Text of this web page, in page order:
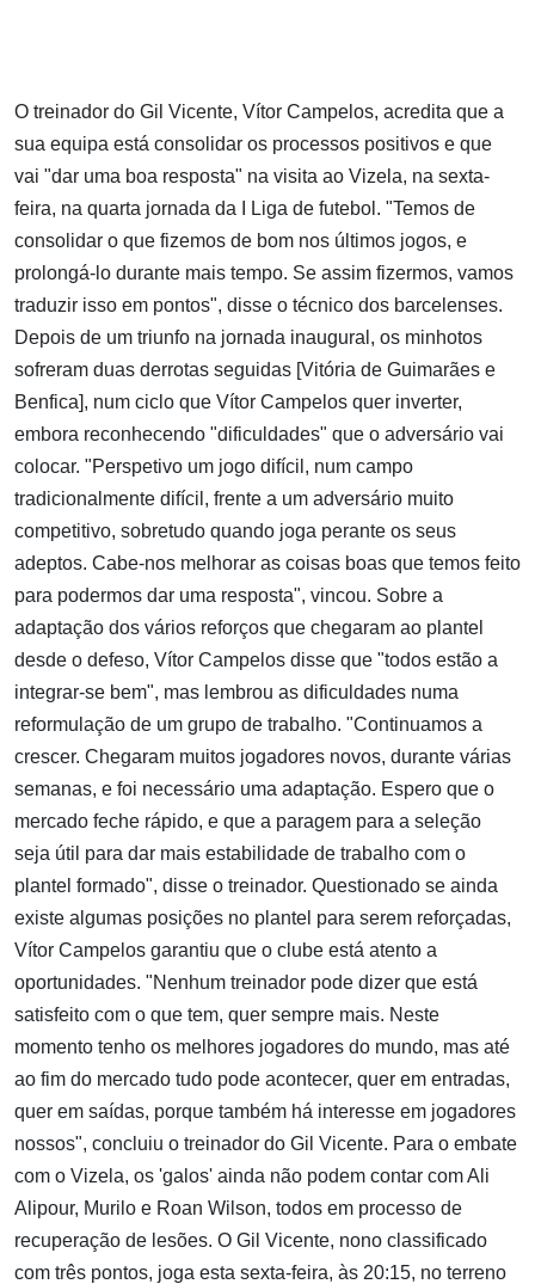
O treinador do Gil Vicente, Vítor Campelos, acredita que a
sua equipa está consolidar os processos positivos e que
vai "dar uma boa resposta" na visita ao Vizela, na sexta-
feira, na quarta jornada da I Liga de futebol. "Temos de
consolidar o que fizemos de bom nos últimos jogos, e
prolongá-lo durante mais tempo. Se assim fizermos, vamos
traduzir isso em pontos", disse o técnico dos barcelenses.
Depois de um triunfo na jornada inaugural, os minhotos
sofreram duas derrotas seguidas [Vitória de Guimarães e
Benfica], num ciclo que Vítor Campelos quer inverter,
embora reconhecendo "dificuldades" que o adversário vai
colocar. "Perspetivo um jogo difícil, num campo
tradicionalmente difícil, frente a um adversário muito
competitivo, sobretudo quando joga perante os seus
adeptos. Cabe-nos melhorar as coisas boas que temos feito
para podermos dar uma resposta", vincou. Sobre a
adaptação dos vários reforços que chegaram ao plantel
desde o defeso, Vítor Campelos disse que "todos estão a
integrar-se bem", mas lembrou as dificuldades numa
reformulação de um grupo de trabalho. "Continuamos a
crescer. Chegaram muitos jogadores novos, durante várias
semanas, e foi necessário uma adaptação. Espero que o
mercado feche rápido, e que a paragem para a seleção
seja útil para dar mais estabilidade de trabalho com o
plantel formado", disse o treinador. Questionado se ainda
existe algumas posições no plantel para serem reforçadas,
Vítor Campelos garantiu que o clube está atento a
oportunidades. "Nenhum treinador pode dizer que está
satisfeito com o que tem, quer sempre mais. Neste
momento tenho os melhores jogadores do mundo, mas até
ao fim do mercado tudo pode acontecer, quer em entradas,
quer em saídas, porque também há interesse em jogadores
nossos", concluiu o treinador do Gil Vicente. Para o embate
com o Vizela, os 'galos' ainda não podem contar com Ali
Alipour, Murilo e Roan Wilson, todos em processo de
recuperação de lesões. O Gil Vicente, nono classificado
com três pontos, joga esta sexta-feira, às 20:15, no terreno